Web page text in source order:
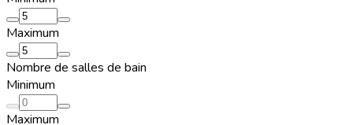
Maximum
Nombre de salles de bain
Minimum
Maximum